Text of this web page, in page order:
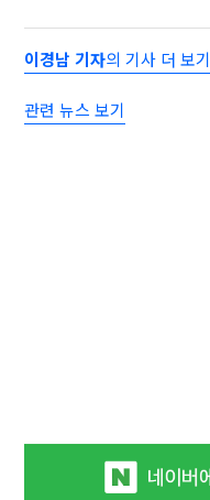
이경남 기자의 기사 더 보기
관련 뉴스 보기